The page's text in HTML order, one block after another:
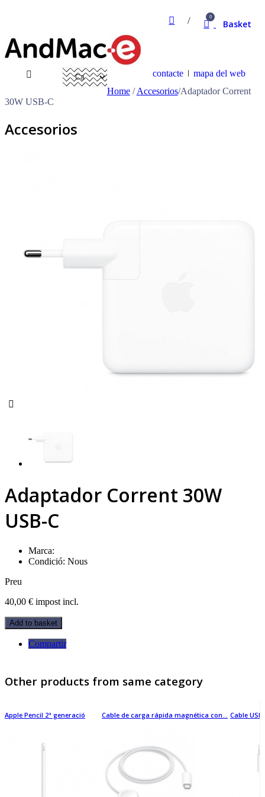
Basket
0
contacte
mapa del web
Home / Accesorios/Adaptador Corrent
30W USB-C
Accesorios
Adaptador Corrent 30W
USB-C
Marca:
Condició: Nous
Preu
40,00 € impost incl.
Add to basket
Compartir
Other products from same category
Apple Pencil 2ª generació Cable de carga rápida magnética con... Cable